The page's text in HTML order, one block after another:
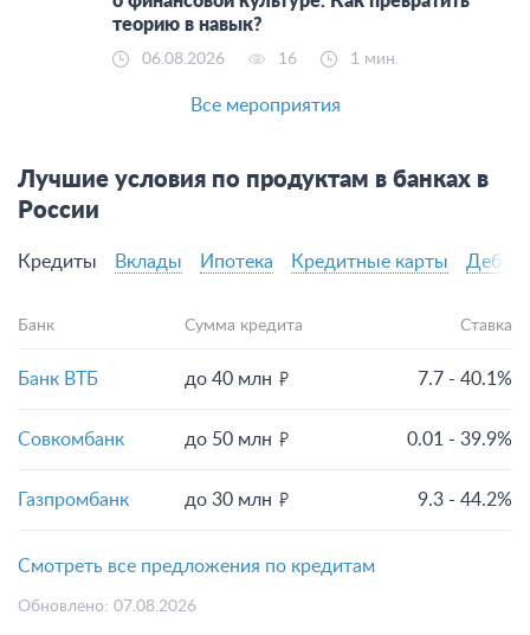
теорию в навык?
06.08.2026 16 1 мин.
Все мероприятия
Лучшие условия по продуктам в банках в
России
Кредиты Вклады Ипотека Кредитные карты
Банк Сумма кредита Ставка
Банк ВТБ до 40 млн 7.7 - 40.1%
Совкомбанк до 50 млн 0.01 - 39.9%
Газпромбанк до 30 млн 9.3 - 44.2%
Смотреть все предложения по кредитам
Обновлено: 07.08.2026